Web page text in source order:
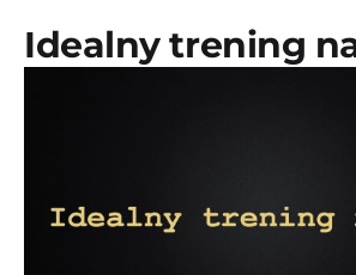
Idealny trening